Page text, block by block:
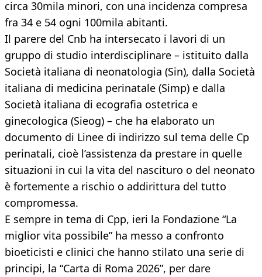
circa 30mila minori, con una incidenza compresa
fra 34 e 54 ogni 100mila abitanti.
Il parere del Cnb ha intersecato i lavori di un
gruppo di studio interdisciplinare – istituito dalla
Società italiana di neonatologia (Sin), dalla Società
italiana di medicina perinatale (Simp) e dalla
Società italiana di ecografia ostetrica e
ginecologica (Sieog) – che ha elaborato un
documento di Linee di indirizzo sul tema delle Cp
perinatali, cioè l’assistenza da prestare in quelle
situazioni in cui la vita del nascituro o del neonato
è fortemente a rischio o addirittura del tutto
compromessa.
E sempre in tema di Cpp, ieri la Fondazione “La
miglior vita possibile” ha messo a confronto
bioeticisti e clinici che hanno stilato una serie di
principi, la “Carta di Roma 2026”, per dare